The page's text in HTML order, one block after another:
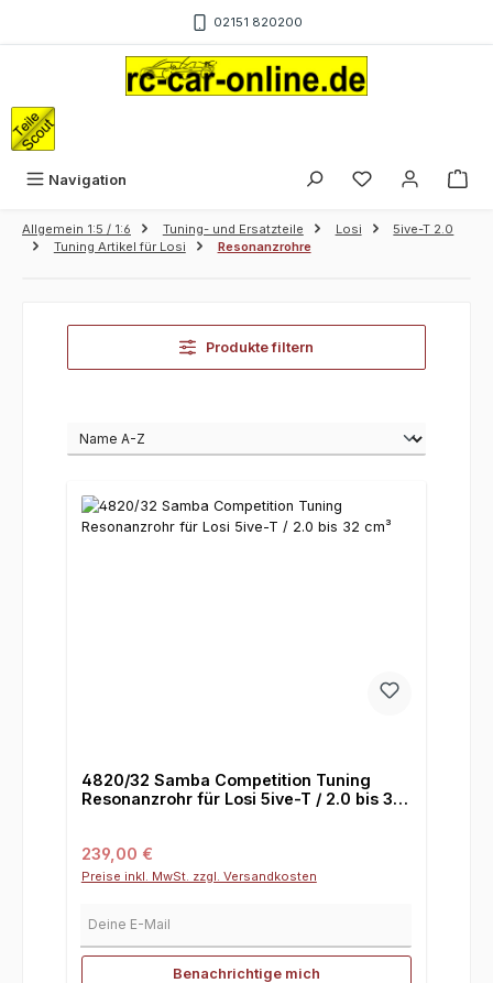
02151 820200
Navigation
Allgemein 1:5 / 1:6 Tuning- und Ersatzteile Losi
5ive-T 2.0
Tuning Artikel für Losi
Resonanzrohre
Produkte filtern
4820/32 Samba Competition Tuning
Resonanzrohr für Losi 5ive-T / 2.0 bis 32
Regulärer Preis:
239,00 €
Preise inkl. MwSt. zzgl. Versandkosten
Benachrichtige mich